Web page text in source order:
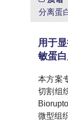
分离蛋
用于
敏蛋
本方案
切割组
微型组